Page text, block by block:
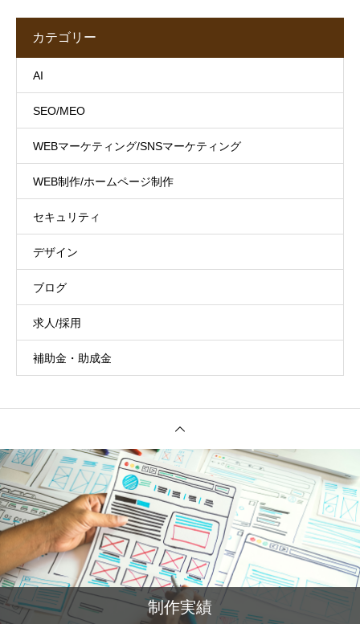
カテゴリー
AI
SEO/MEO
WEBマーケティング/SNSマーケティング
WEB制作/ホームページ制作
セキュリティ
デザイン
ブログ
求人/採用
補助金・助成金
制作実績